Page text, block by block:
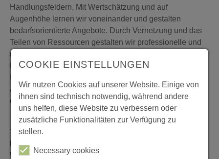
Handlungsfeldern. Mit Wertschätzung und auf
Augenhöhe lernen wir voneinander und gestalten
bedarfsorientierte Angebote. Durch Vernetzung und das
Teilen von Ressourcen gestalten wir professionelle und
niederschwellige Angebote für vielfältige Zielgruppen.
Durch Fort- und Weiterbildungen sichern wir unsere
fachliche Kompetenz und stellen sicher, dass unsere
Angebote den aktuellen Bedürfnissen entsprechen und
qualitativ hochwertig sind.
Transparenz und Verantwortung zeichnen unser
Miteinander aus.
Wir MitMenschengestalten ein Miteinander, das von
COOKIE EINSTELLUNGEN
Wir nutzen Cookies auf unserer Website. Einige von
ihnen sind technisch notwendig, während andere
uns helfen, diese Website zu verbessern oder
zusätzliche Funktionalitäten zur Verfügung zu
stellen.
Necessary cookies